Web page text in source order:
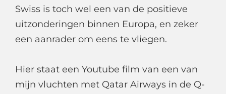
Swiss is toch wel een van de positieve
uitzonderingen binnen Europa, en zeker
een aanrader om eens te vliegen.
Hier staat een Youtube film van een van
mijn vluchten met Qatar Airways in de Q-